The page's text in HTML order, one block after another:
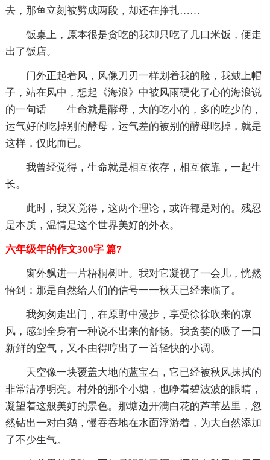
去，那鱼立刻被劈成两段，却还在挣扎……
饭桌上，原本很是贪吃的我却只吃了几口米饭，便走
出了饭店。
门外正起着风，风像刀刃一样划着我的脸，我戴上帽
子，站在风中，想起《海浪》中被风雨硬化了心的海浪说
的一句话——生命就是酵母，大的吃小的，多的吃少的，
运气好的吃掉别的酵母，运气差的被别的酵母吃掉，就是
这样，仅此而已。
我曾经觉得，生命就是相互依存，相互依靠，一起生
长。
此时，我又觉得，这两个理论，或许都是对的。残忍
是本质，温情是这个世界美好的外衣。
六年级年的作文300字 篇7
窗外飘进一片梧桐树叶。我对它凝视了一会儿，恍然
悟到：那是自然给人们的信号一一秋天已经来临了。
我匆匆走出门，在原野中漫步，享受徐徐吹来的凉
风，感到全身有一种说不出来的舒畅。我贪婪的吸了一口
新鲜的空气，又不由得哼出了一首轻快的小调。
天空像一块覆盖大地的蓝宝石，它已经被秋风抹拭的
非常洁净明亮。村外的那个小塘，也睁着碧波波的眼睛，
凝望着这般美好的景色。那塘边开满白花的芦苇丛里，忽
然钻出一对白鹅，慢吞吞地在水面浮游着，为大自然添加
了不少生气。